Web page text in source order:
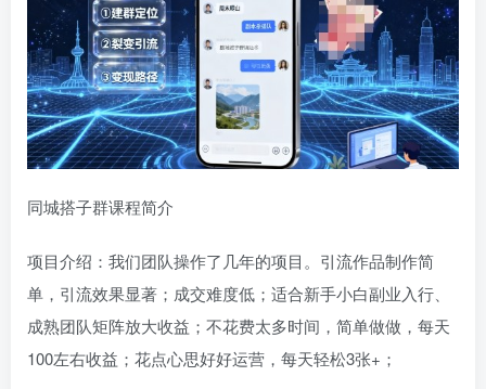
同城搭子群课程简介
项目介绍：我们团队操作了几年的项目。引流作品制作简
单，引流效果显著；成交难度低；适合新手小白副业入行、
成熟团队矩阵放大收益；不花费太多时间，简单做做，每天
100左右收益；花点心思好好运营，每天轻松3张+；